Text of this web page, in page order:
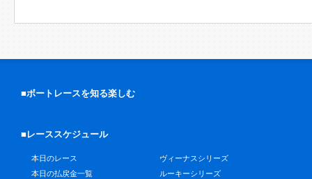
■ボートレースを知る楽しむ
■レーススケジュール
本日のレース
本日の払戻金一覧
ヴィーナスシリーズ
ルーキーシリーズ